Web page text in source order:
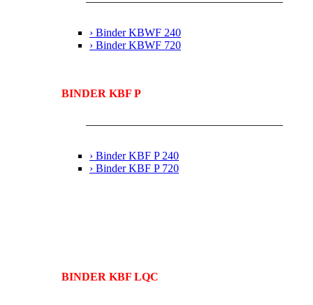
› Binder KBWF 240
› Binder KBWF 720
BINDER KBF P
› Binder KBF P 240
› Binder KBF P 720
BINDER KBF LQC